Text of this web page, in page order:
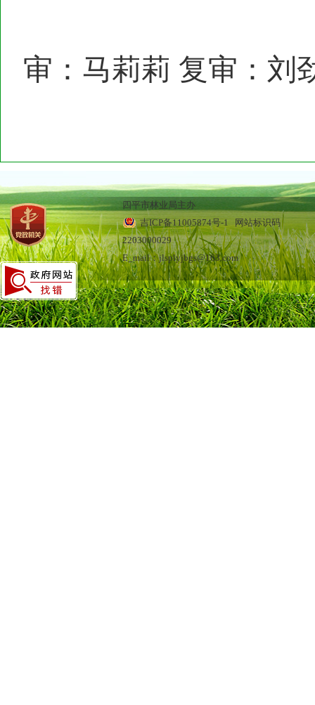
审：马莉莉 复审：刘
四平市林业局主办
吉ICP备11005874号-1 网站标识码
2203000029
E_mail：jlsplyjbgs@163.com